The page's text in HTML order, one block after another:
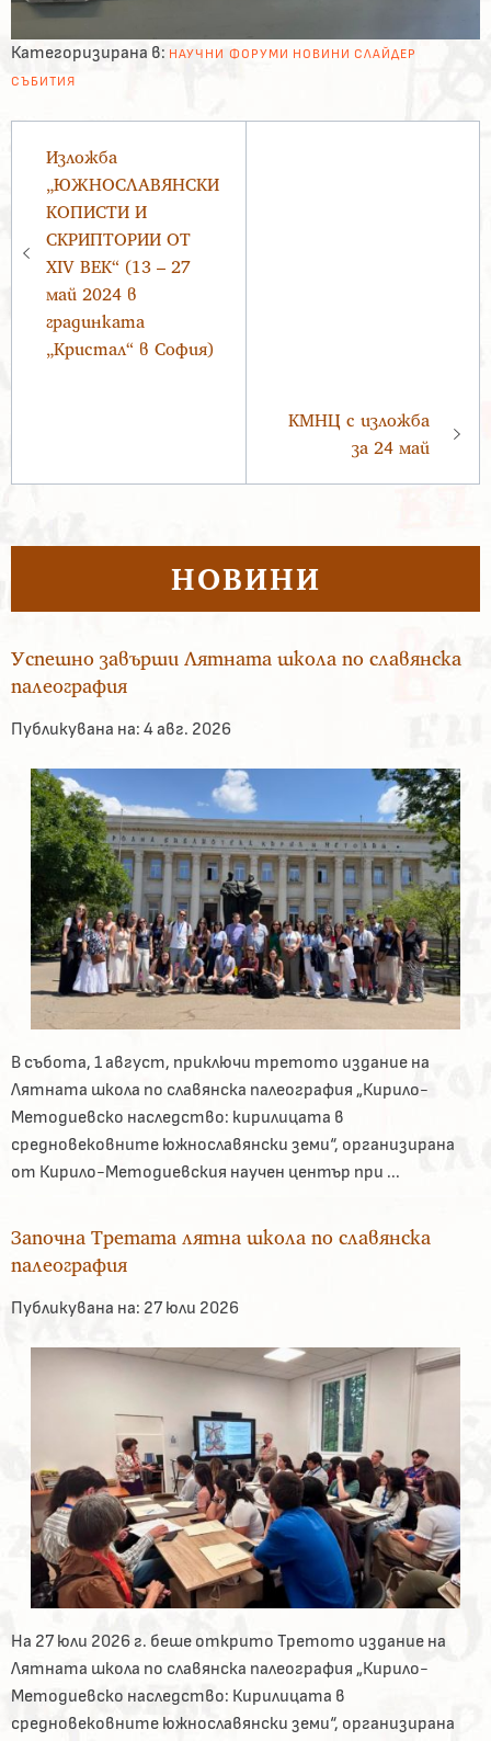
Категоризирана в: НАУЧНИ ФОРУМИ НОВИНИ СЛАЙДЕР
СЪБИТИЯ
Изложба
„ЮЖНОСЛАВЯНСКИ
КОПИСТИ И
СКРИПТОРИИ ОТ
XIV ВЕК“ (13 – 27
май 2024 в
градинката
„Кристал“ в София)
КМНЦ с изложба
за 24 май
НОВИНИ
Успешно завърши Лятната школа по славянска
палеография
Публикувана на: 4 авг. 2026
В събота, 1 август, приключи третото издание на
Лятната школа по славянска палеография „Кирило-
Методиевско наследство: кирилицата в
средновековните южнославянски земи“, организирана
от Кирило-Методиевския научен център при ...
Започна Третата лятна школа по славянска
палеография
Публикувана на: 27 юли 2026
На 27 юли 2026 г. беше открито Третото издание на
Лятната школа по славянска палеография „Кирило-
Методиевско наследство: Кирилицата в
средновековните южнославянски земи“, организирана